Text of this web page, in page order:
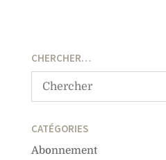
CHERCHER…
CATÉGORIES
Abonnement